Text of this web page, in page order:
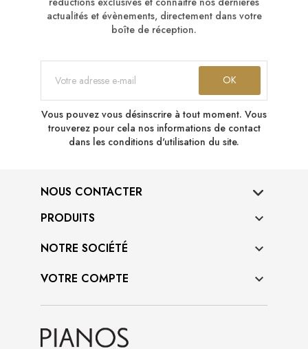
actualités et évènements, directement dans votre
boîte de réception.
Vous pouvez vous désinscrire à tout moment. Vous
trouverez pour cela nos informations de contact
dans les conditions d'utilisation du site.
NOUS CONTACTER
PRODUITS

NOTRE SOCIÉTÉ 
VOTRE COMPTE 